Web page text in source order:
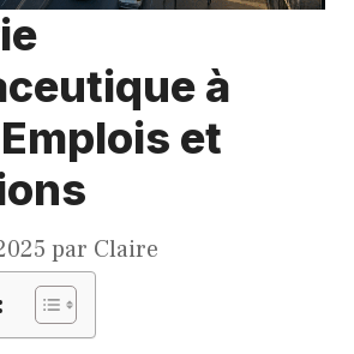
à
et
par Claire